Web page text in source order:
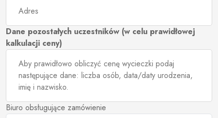
Dane pozostałych uczestników (w celu prawidłowej
kalkulacji ceny)
Biuro obsługujące zamówienie